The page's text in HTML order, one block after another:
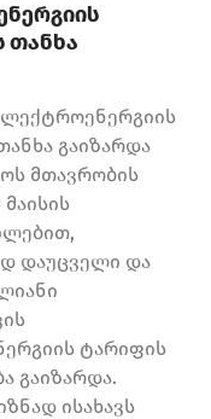
თანხა
გაიზარდა
მთავრობის
დაუცველი და
ტარიფის
გაიზარდა.
ისახავს